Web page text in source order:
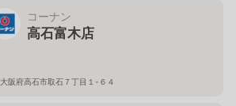
コーナン
高石富木店
大阪府高石市取石７丁目１-６４